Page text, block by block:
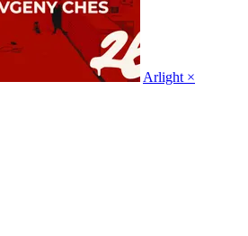
Arlight ×